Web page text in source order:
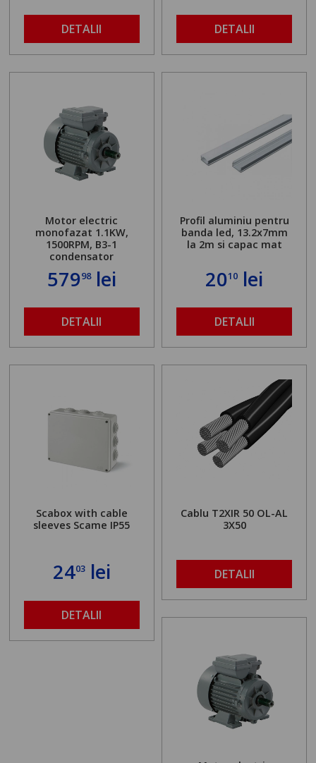
DETALII DETALII
Motor electric
monofazat 1.1KW,
1500RPM, B3-1
condensator
57998lei
DETALII
Profil aluminiu pentru
banda led, 13.2x7mm
la 2m si capac mat
2010 lei
DETALII
Scabox with cable
sleeves Scame IP55
2403lei
DETALII
Cablu T2XIR 50 OL-AL
3X50
DETALII